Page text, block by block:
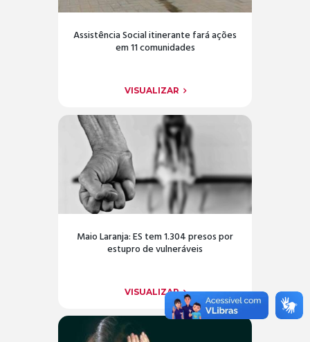
Assistência Social itinerante fará ações
em 11 comunidades
VISUALIZAR
Maio Laranja: ES tem 1.304 presos por
estupro de vulneráveis
VISUALIZAR